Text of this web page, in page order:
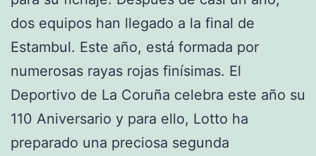
dos equipos han llegado a la final de
Estambul. Este año, está formada por
numerosas rayas rojas finísimas. El
Deportivo de La Coruña celebra este año su
110 Aniversario y para ello, Lotto ha
preparado una preciosa segunda